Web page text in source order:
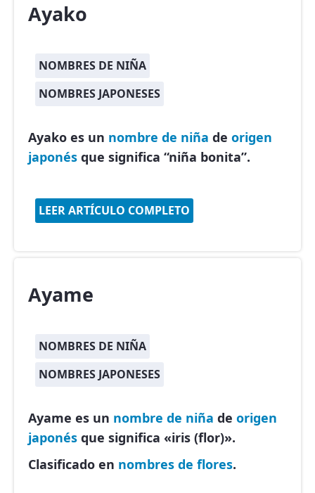
Ayako
NOMBRES DE NIÑA
NOMBRES JAPONESES
Ayako es un nombre de niña de origen
japonés que significa “niña bonita”.
LEER ARTÍCULO COMPLETO
Ayame
NOMBRES DE NIÑA
NOMBRES JAPONESES
Ayame es un nombre de niña de origen
japonés que significa «iris (flor)».
Clasificado en nombres de flores.